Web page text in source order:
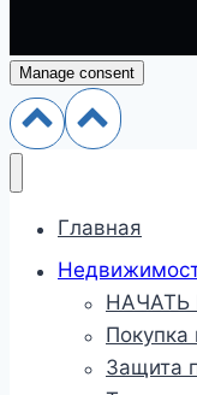
Manage consent
Главная
НАЧАТЬ
Покупка
Защита